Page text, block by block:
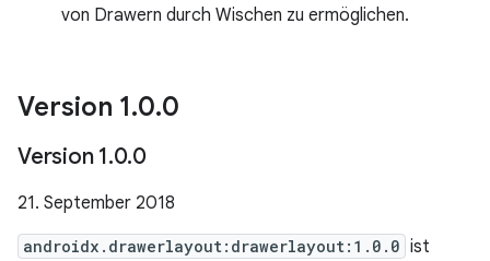
von Drawern durch Wischen zu ermöglichen.
Version 1.0.0
Version 1.0.0
21. September 2018
androidx.drawerlayout:drawerlayout:1.0.0 ist